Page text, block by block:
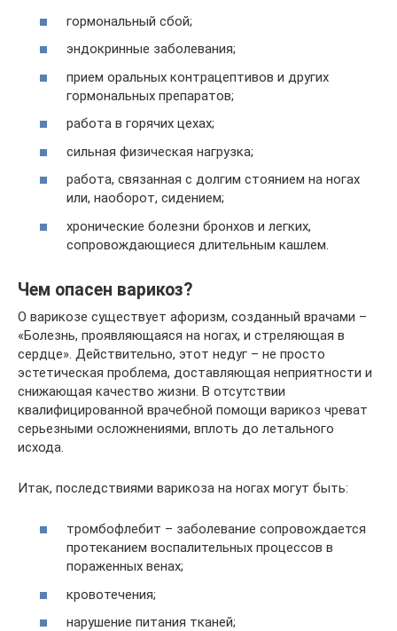
гормональный сбой;
эндокринные заболевания;
прием оральных контрацептивов и других
гормональных препаратов;
работа в горячих цехах;
сильная физическая нагрузка;
работа, связанная с долгим стоянием на ногах
или, наоборот, сидением;
хронические болезни бронхов и легких,
сопровождающиеся длительным кашлем.
Чем опасен варикоз?
О варикозе существует афоризм, созданный врачами –
«Болезнь, проявляющаяся на ногах, и стреляющая в
сердце». Действительно, этот недуг – не просто
эстетическая проблема, доставляющая неприятности и
снижающая качество жизни. В отсутствии
квалифицированной врачебной помощи варикоз чреват
серьезными осложнениями, вплоть до летального
исхода.
Итак, последствиями варикоза на ногах могут быть:
тромбофлебит – заболевание сопровождается
протеканием воспалительных процессов в
пораженных венах;
кровотечения;
нарушение питания тканей;